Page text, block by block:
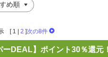
[ 1 2 ]次の8件
ーDEAL】ポイント30％還